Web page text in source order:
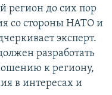
регион до сих пор
со стороны НАТО и
эксперт.
разработать
к региону,
в интересах и